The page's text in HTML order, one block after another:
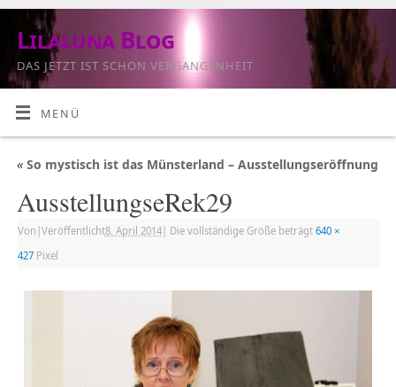
Lilaluna Blog
DAS JETZT IST SCHON VERGANGENHEIT
MENÜ
«So mystisch ist das Münsterland – Ausstellungseröffnung
AusstellungseRek29
Von Veröffentlicht8. April 2014| Die vollständige Größe beträgt 640 ×
427Pixel